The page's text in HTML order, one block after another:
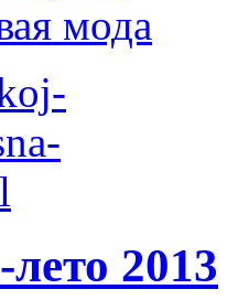
мода
2013